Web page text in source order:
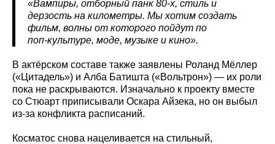
«Вампиры, отборный панк 80‑х, стиль и
дерзость на километры. Мы хотим создать
фильм, волны от которого пойдут по
поп‑культуре, моде, музыке и кино».
В актёрском составе также заявлены Роланд Мёллер
(«Цитадель») и Алба Батишта («Вольтрон») — их роли
пока не раскрываются. Изначально к проекту вместе
со Стюарт приписывали Оскара Айзека, но он выбыл
из‑за конфликта расписаний.
Косматос снова нацеливается на стильный,